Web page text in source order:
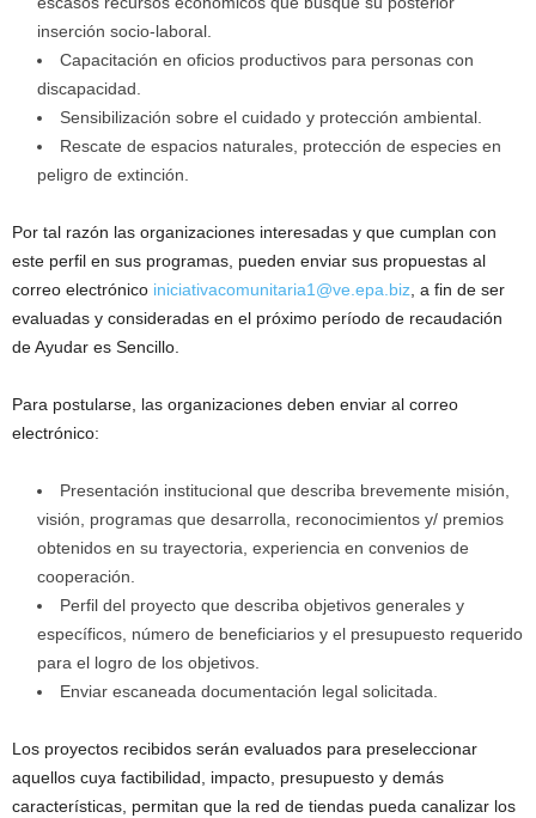
inserción socio-laboral.
Capacitación en oficios productivos para personas con
discapacidad.
Sensibilización sobre el cuidado y protección ambiental.
Rescate de espacios naturales, protección de especies en
peligro de extinción.
Por tal razón las organizaciones interesadas y que cumplan con
este perfil en sus programas, pueden enviar sus propuestas al
correo electrónico iniciativacomunitaria1@ve.epa.biz, a fin de ser
evaluadas y consideradas en el próximo período de recaudación
de Ayudar es Sencillo.
Para postularse, las organizaciones deben enviar al correo
electrónico:
Presentación institucional que describa brevemente misión,
visión, programas que desarrolla, reconocimientos y/ premios
obtenidos en su trayectoria, experiencia en convenios de
cooperación.
Perfil del proyecto que describa objetivos generales y
específicos, número de beneficiarios y el presupuesto requerido
para el logro de los objetivos.
Enviar escaneada documentación legal solicitada.
Los proyectos recibidos serán evaluados para preseleccionar
aquellos cuya factibilidad, impacto, presupuesto y demás
características, permitan que la red de tiendas pueda canalizar los